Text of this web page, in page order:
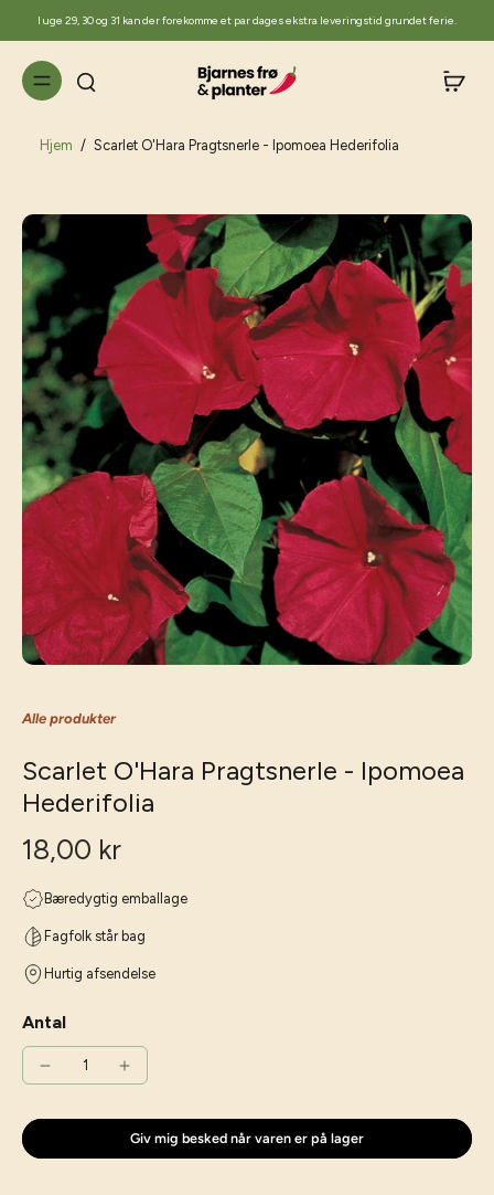
I uge 29, 30 og 31 kan der forekomme et par dages ekstra leveringstid grundet ferie.
Hjem / Scarlet O'Hara Pragtsnerle - Ipomoea Hederifolia
Alle produkter
Scarlet O'Hara Pragtsnerle - Ipomoea
Hederifolia
18,00 kr
Bæredygtig emballage
Fagfolk står bag
Hurtig afsendelse
Antal
Giv mig besked når varen er på lager